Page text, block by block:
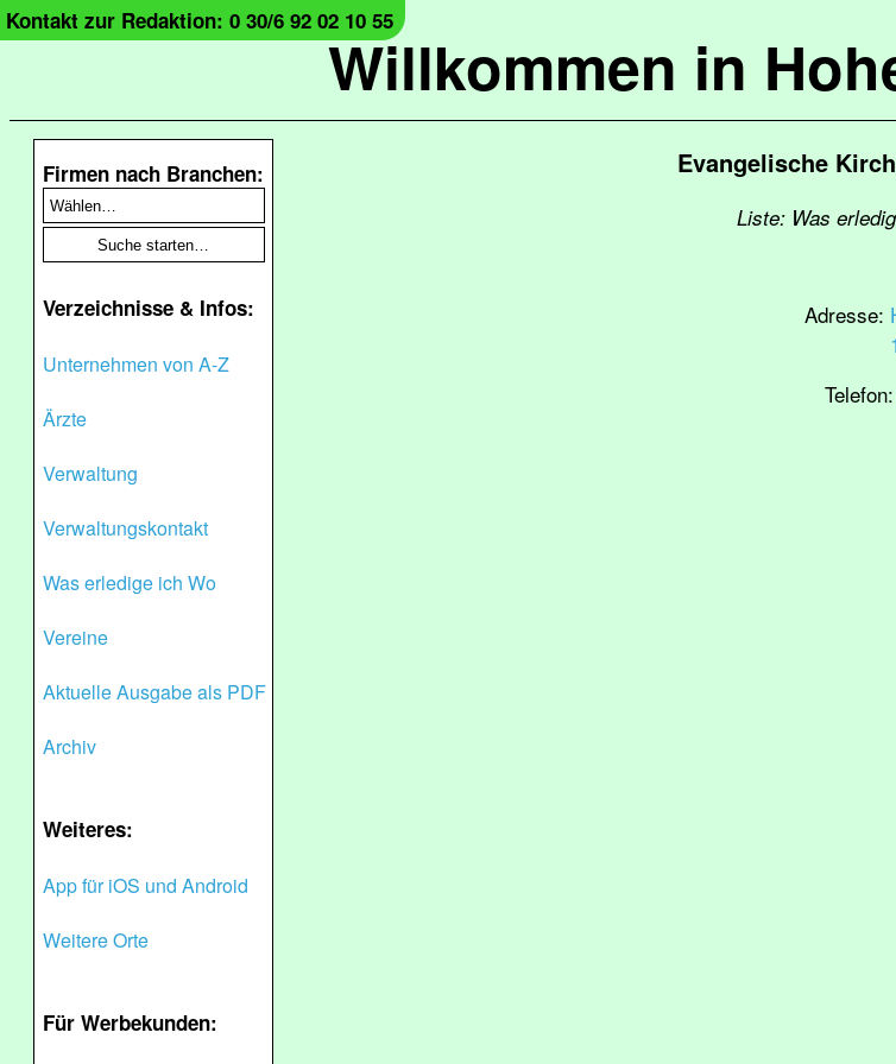
Willkommen in
Kontakt zur Redaktion: 0 30/6 92 02 10 55
Firmen nach Branchen:
Verzeichnisse & Infos:
Unternehmen von A-Z
Ärzte
Verwaltung
Verwaltungskontakt
Was erledige ich Wo
Vereine
Aktuelle Ausgabe als PDF
Archiv
Weiteres:
App für iOS und Android
Weitere Orte
Für Werbekunden:
Evangelische
Liste: Was
Adresse:
Telefon: